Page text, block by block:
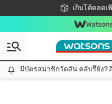
เก็บโค้ดลดเ
ชอปออนไลน์ครั้งแ
📦ส่งฟรี!
สมาชิกวัต
มีบัตรสมาชิกวัตสัน คลับรึยัง?